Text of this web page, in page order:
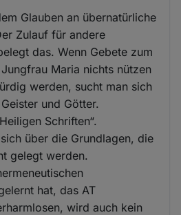
Glauben an übernatürliche
Zulauf für andere
das. Wenn Gebete zum
Maria nichts nützen
werden, sucht man sich
und Götter.
Schriften“.
über die Grundlagen, die
gelegt werden.
hat, das AT
wird auch kein